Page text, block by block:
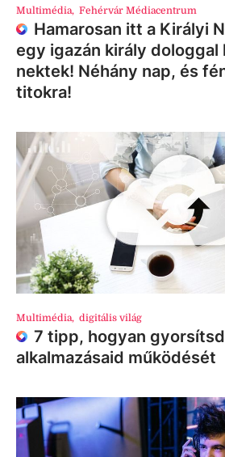
Multimédia, Fehérvár Médiacentrum
Hamarosan itt a Királyi
egy igazán király dologgal
nektek! Néhány nap, és
titokra!
Multimédia, digitális világ
7 tipp, hogyan
alkalmazásaid működését